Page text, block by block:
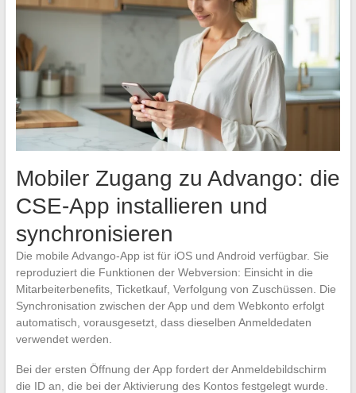
Mobiler Zugang zu Advango: die
CSE-App installieren und
synchronisieren
Die mobile Advango-App ist für iOS und Android verfügbar. Sie
reproduziert die Funktionen der Webversion: Einsicht in die
Mitarbeiterbenefits, Ticketkauf, Verfolgung von Zuschüssen. Die
Synchronisation zwischen der App und dem Webkonto erfolgt
automatisch, vorausgesetzt, dass dieselben Anmeldedaten
verwendet werden.
Bei der ersten Öffnung der App fordert der Anmeldebildschirm
die ID an, die bei der Aktivierung des Kontos festgelegt wurde.